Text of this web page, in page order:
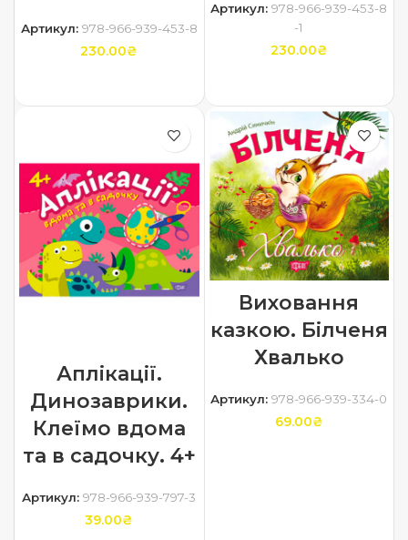
Артикул: 978-966-939-453-8
230.00₴
Артикул:978-966-939-453-8
-1
230.00₴
Аплікації.
Динозаврики.
Клеїмо вдома
та в садочку. 4+
Артикул:978-966-939-797-3
39.00₴
Виховання
казкою. Білченя
Хвалько
Артикул:978-966-939-334-0
69.00₴